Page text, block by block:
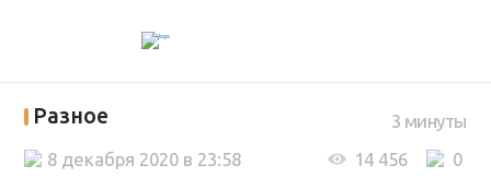
Разное
3 минуты
0
14 456
8 декабря 2020 в 23:58